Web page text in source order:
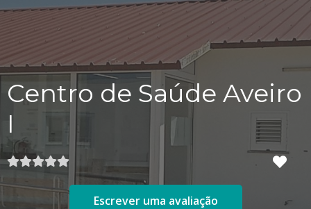
Centro de Saúde Aveiro
I
Escrever uma avaliação